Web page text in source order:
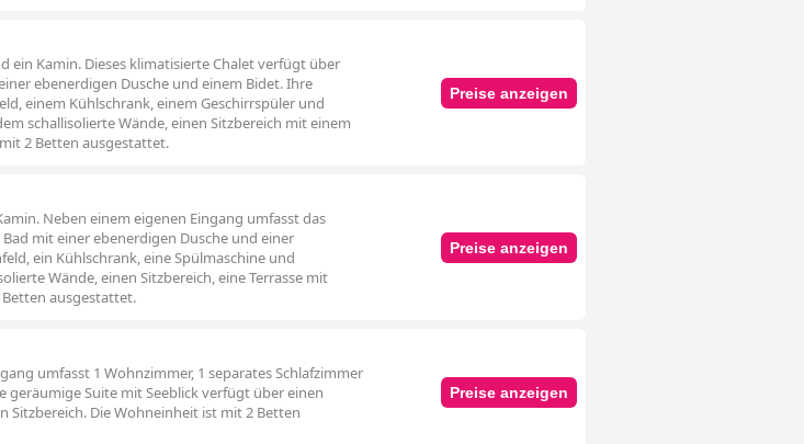
ein Kamin. Dieses klimatisierte Chalet verfügt über
ebenerdigen Dusche und einem Bidet. Ihre
einem Kühlschrank, einem Geschirrspüler und
schallisolierte Wände, einen Sitzbereich mit einem
2 Betten ausgestattet.
Preise anzeigen
Neben einem eigenen Eingang umfasst das
mit einer ebenerdigen Dusche und einer
ein Kühlschrank, eine Spülmaschine und
Wände, einen Sitzbereich, eine Terrasse mit
Betten ausgestattet.
Preise anzeigen
umfasst 1 Wohnzimmer, 1 separates Schlafzimmer
geräumige Suite mit Seeblick verfügt über einen
Sitzbereich. Die Wohneinheit ist mit 2 Betten
Preise anzeigen